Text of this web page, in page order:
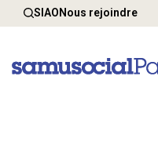
SIAONous rejoindre